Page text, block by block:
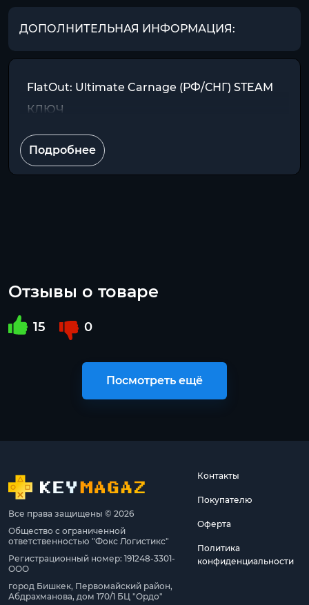
ДОПОЛНИТЕЛЬНАЯ ИНФОРМАЦИЯ:
FlatOut: Ultimate Carnage (РФ/СНГ) STEAM
КЛЮЧ
Подробнее
Отзывы о товаре
15 0
Посмотреть ещё
Все права защищены © 2026
Общество с ограниченной
ответственностью "Фокс Логистикс"
Регистрационный номер: 191248-3301-
ООО
город Бишкек, Первомайский район,
Абдрахманова, дом 170/1 БЦ "Ордо"
Контакты
Покупателю
Оферта
Политика
конфиденциальности